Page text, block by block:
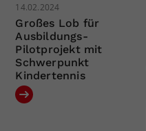
14.02.2024
Großes Lob für
Ausbildungs-
Pilotprojekt mit
Schwerpunkt
Kindertennis